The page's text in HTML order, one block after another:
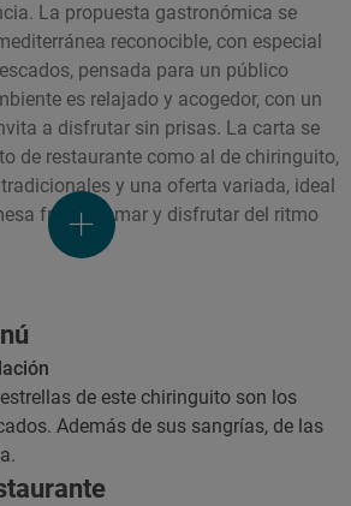
La propuesta gastronómica se
reconocible, con especial
pensada para un público
es relajado y acogedor, con un
a disfrutar sin prisas. La carta se
de restaurante como al de chiringuito,
y una oferta variada, ideal
frente al mar y disfrutar del ritmo
de este chiringuito son los
Además de sus sangrías, de las